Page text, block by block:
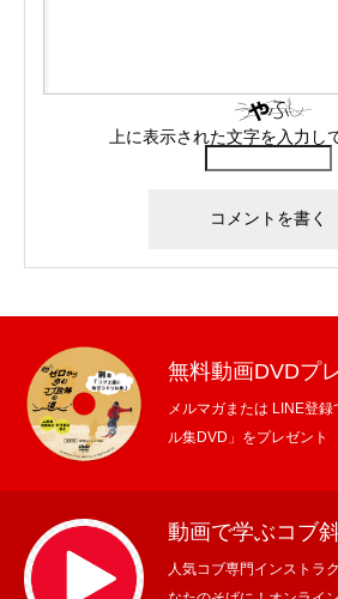
上に表示された文字を入力し
無料動画DVDプ
メルマガまたは LINE登
ル集DVD」をプレゼント
動画で学ぶコブ
人気コブ専門インストラ